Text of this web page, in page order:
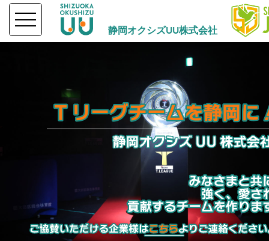
静岡オクシズUU株式会社